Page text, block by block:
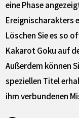
eine Phase
Ereignischarakters
Löschen Sie es so
Kakarot Goku auf
Außerdem können
speziellen Titel
ihm verbundenen